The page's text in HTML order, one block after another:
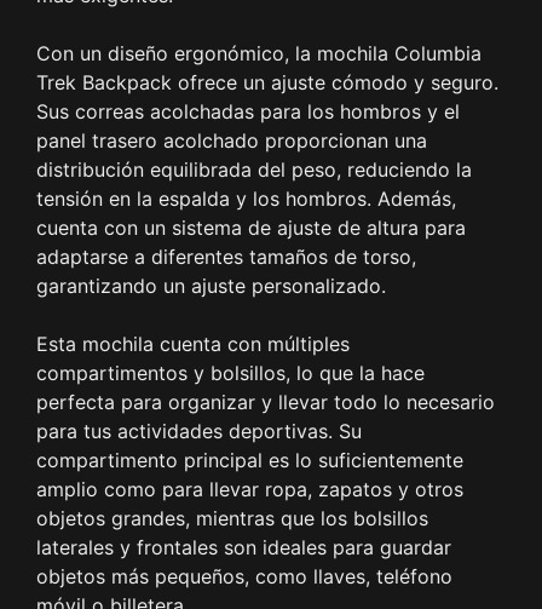
Con un diseño ergonómico, la mochila Columbia
Trek Backpack ofrece un ajuste cómodo y seguro.
Sus correas acolchadas para los hombros y el
panel trasero acolchado proporcionan una
distribución equilibrada del peso, reduciendo la
tensión en la espalda y los hombros. Además,
cuenta con un sistema de ajuste de altura para
adaptarse a diferentes tamaños de torso,
garantizando un ajuste personalizado.
Esta mochila cuenta con múltiples
compartimentos y bolsillos, lo que la hace
perfecta para organizar y llevar todo lo necesario
para tus actividades deportivas. Su
compartimento principal es lo suficientemente
amplio como para llevar ropa, zapatos y otros
objetos grandes, mientras que los bolsillos
laterales y frontales son ideales para guardar
objetos más pequeños, como llaves, teléfono